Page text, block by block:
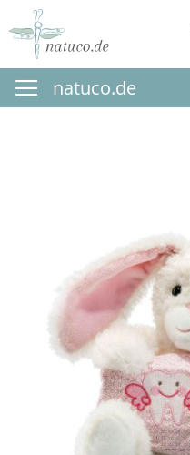
Direkt
zum
Inhalt
natuco.de